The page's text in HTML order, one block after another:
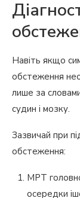
Навіть якщо
обстеження
лише за
судин і мозку.
Зазвичай при
обстеження:
МРТ
осередки